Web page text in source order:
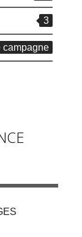
3
campagne